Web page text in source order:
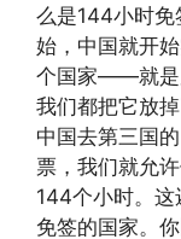
么是144小时
始，中国就开
个国家——就是
我们都把它放
中国去第三国
票，我们就允
144个小时。
免签的国家。